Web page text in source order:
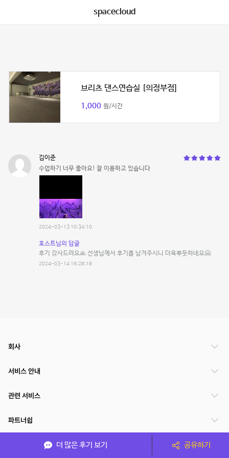
spacecloud
브리츠 댄스연습실 [의정부점]
1,000 원/시간
김이준
수업하기 너무 좋아요! 잘 이용하고 있습니다
2024-03-13 10:34:10
호스트님의 답글
후기 감사드려요🙏 선생님께서 후기를 남겨주시니 더욱뿌듯하네요🤗
2024-03-14 16:28:18
더 많은 후기 보기 공유하기
회사
서비스 안내
관련 서비스
파트너쉽
서비스 제공 국가